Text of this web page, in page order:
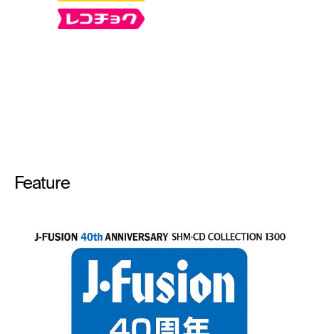
Feature